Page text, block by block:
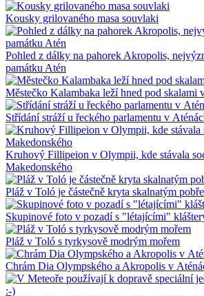
Kousky grilovaného masa souvlaki
Pohled z dálky na pahorek Akropolis,
památku Atén
Městečko Kalambaka leží hned pod skalami
Střídání stráží u řeckého parlamentu v
Kruhový Fillipeion v Olympii, kde stávala
Makedonského
Pláž v Toló je částečně kryta skalnatým
Skupinové foto v pozadí s "létajícími"
Pláž v Toló s tyrkysově modrým mořem
Chrám Dia Olympského a Akropolis v